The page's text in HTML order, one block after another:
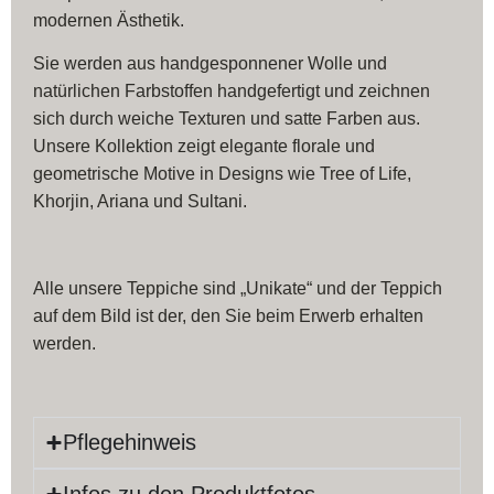
modernen Ästhetik.
Sie werden aus handgesponnener Wolle und
natürlichen Farbstoffen handgefertigt und zeichnen
sich durch weiche Texturen und satte Farben aus.
Unsere Kollektion zeigt elegante florale und
geometrische Motive in Designs wie Tree of Life,
Khorjin, Ariana und Sultani.
Alle unsere Teppiche sind „Unikate“ und der Teppich
auf dem Bild ist der, den Sie beim Erwerb erhalten
werden.
Pflegehinweis